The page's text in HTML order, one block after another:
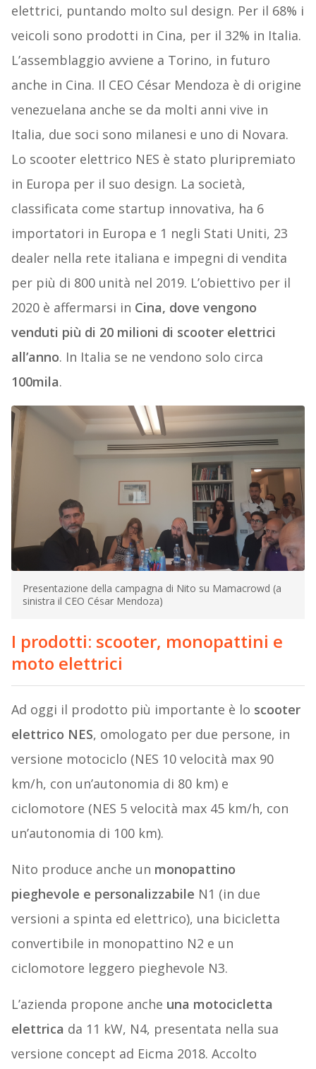
elettrici, puntando molto sul design. Per il 68% i
veicoli sono prodotti in Cina, per il 32% in Italia.
L’assemblaggio avviene a Torino, in futuro
anche in Cina. Il CEO César Mendoza è di origine
venezuelana anche se da molti anni vive in
Italia, due soci sono milanesi e uno di Novara.
Lo scooter elettrico NES è stato pluripremiato
in Europa per il suo design. La società,
classificata come startup innovativa, ha 6
importatori in Europa e 1 negli Stati Uniti, 23
dealer nella rete italiana e impegni di vendita
per più di 800 unità nel 2019. L’obiettivo per il
2020 è affermarsi in Cina, dove vengono
venduti più di 20 milioni di scooter elettrici
all’anno. In Italia se ne vendono solo circa
100mila.
Presentazione della campagna di Nito su Mamacrowd (a
sinistra il CEO César Mendoza)
I prodotti: scooter, monopattini e
moto elettrici
Ad oggi il prodotto più importante è lo scooter
elettrico NES, omologato per due persone, in
versione motociclo (NES 10 velocità max 90
km/h, con un’autonomia di 80 km) e
ciclomotore (NES 5 velocità max 45 km/h, con
un’autonomia di 100 km).
Nito produce anche un monopattino
pieghevole e personalizzabile N1 (in due
versioni a spinta ed elettrico), una bicicletta
convertibile in monopattino N2 e un
ciclomotore leggero pieghevole N3.
L’azienda propone anche una motocicletta
elettrica da 11 kW, N4, presentata nella sua
versione concept ad Eicma 2018. Accolto